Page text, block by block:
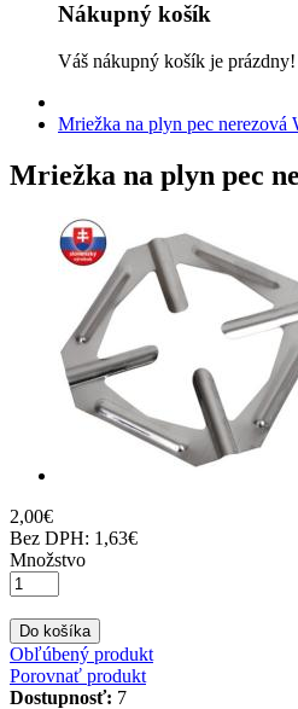
Nákupný košík
Váš nákupný košík je prázdny!
Mriežka na plyn pec nerezová
Mriežka na plyn pec
2,00€
Bez DPH: 1,63€
Množstvo
Do košíka
Obľúbený produkt
Porovnať produkt
Dostupnosť: 7